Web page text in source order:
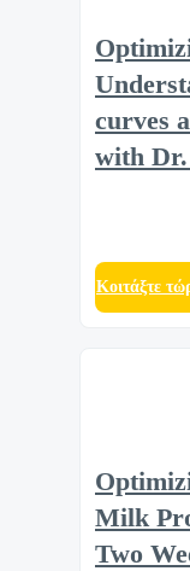
curves
with
Κοιτάξτε
Milk
Two